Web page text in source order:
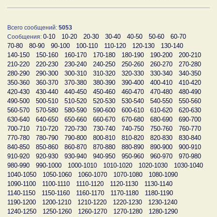
Всего сообщений: 5053
Сообщения: 0-10 10-20 20-30 30-40 40-50 50-60
60-70
70-80
80-90 90-100 100-110 110-120 120-130
130-140
140-150
150-160 160-170 170-180 180-190 190-200
200-210
210-220
220-230 230-240 240-250 250-260 260-270
270-280
280-290
290-300 300-310 310-320 320-330 330-340
340-350
350-360
360-370 370-380 380-390 390-400 400-410
410-420
420-430
430-440 440-450 450-460 460-470 470-480
480-490
490-500
500-510 510-520 520-530 530-540 540-550
550-560
560-570
570-580 580-590 590-600 600-610 610-620
620-630
630-640
640-650 650-660 660-670 670-680 680-690
690-700
700-710
710-720 720-730 730-740 740-750 750-760
760-770
770-780
780-790 790-800 800-810 810-820 820-830
830-840
840-850
850-860 860-870 870-880 880-890 890-900
900-910
910-920
920-930 930-940 940-950 950-960 960-970
970-980
980-990
990-1000 1000-1010 1010-1020 1020-1030
1030-1040
1040-1050
1050-1060 1060-1070 1070-1080
1080-1090
1090-1100
1100-1110 1110-1120 1120-1130
1130-1140
1140-1150
1150-1160 1160-1170 1170-1180
1180-1190
1190-1200
1200-1210 1210-1220 1220-1230
1230-1240
1240-1250
1250-1260 1260-1270 1270-1280 1280-1290